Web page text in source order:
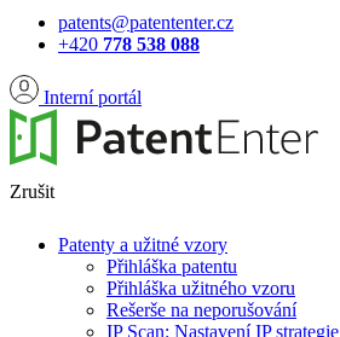
patents@patententer.cz
+420 778 538 088
Interní portál
Zrušit
Patenty a užitné vzory
Přihláška patentu
Přihláška užitného vzoru
Rešerše na neporušování
IP Scan: Nastavení IP strategie